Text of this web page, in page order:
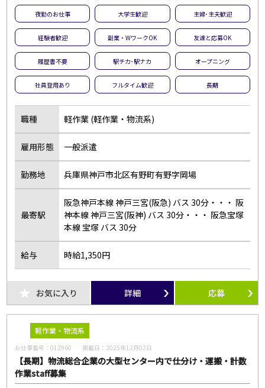
夜勤のお仕事 大学生歓迎 主婦･主夫歓迎
経験者歓迎 副業・WワークOK 友達と応募OK
履歴書不要 駅チカ･駅ナカ オープニング
社員登用あり フルタイム歓迎 長期
職種 軽作業 (軽作業・物流系)
雇用形態 一般派遣
勤務地 兵庫県神戸市北区有野町有野字岡場
最寄駅
阪急神戸本線 神戸三宮(阪急) バス 30分・・・ 阪
神本線 神戸三宮(阪神) バス 30分・・・ 阪急宝塚
本線 宝塚 バス 30分
給与 時給1,350円
お気に入り 詳細 応募
軽作業・物流系
お仕事番号：012960 掲載日： 2025年12月02日
【長期】物流総合企業の大型センター内で仕分け・運搬・計数
作業staff募集